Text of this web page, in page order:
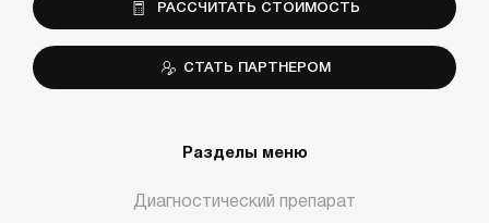
РАССЧИТАТЬ СТОИМОСТЬ
СТАТЬ ПАРТНЕРОМ
Разделы меню
Диагностический препарат